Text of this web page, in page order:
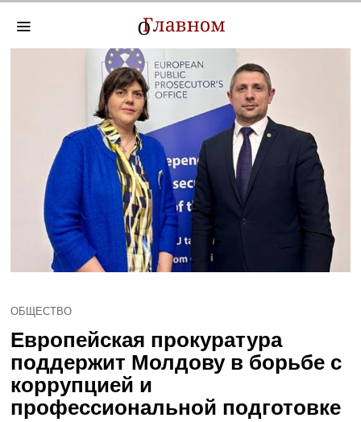
ОБЩЕСТВО
Европейская прокуратура
поддержит Молдову в борьбе с
коррупцией и
профессиональной подготовке